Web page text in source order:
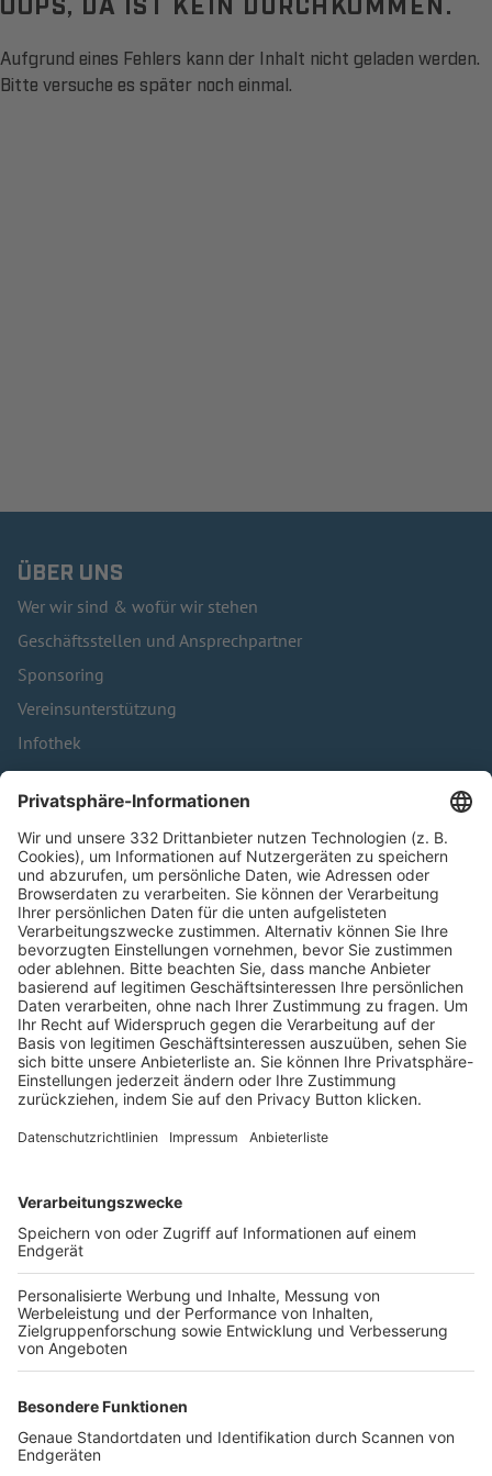
Aufgrund eines Fehlers kann der Inhalt nicht geladen werden.
Bitte versuche es später noch einmal.
ÜBER UNS
Wer wir sind & wofür wir stehen
Geschäftsstellen und Ansprechpartner
Sponsoring
Vereinsunterstützung
Infothek
Kontakt
HÄUFIG BESUCHTE SEITEN
Pässe und Vereinswechsel
Trainerausbildung
Schulungsangebot Vereinsmitarbeiter
BFV-Geschäftsstellen
Trainerbörse
Login SpielPlus
FOLGE DEM BFV
TOP-VEREINE
TOP-PARTNER